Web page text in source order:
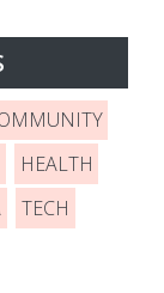
HEALTH
TECH